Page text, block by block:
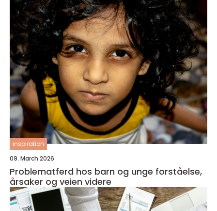
inspiration
09. March 2026
Problematferd hos barn og unge forståelse,
årsaker og veien videre